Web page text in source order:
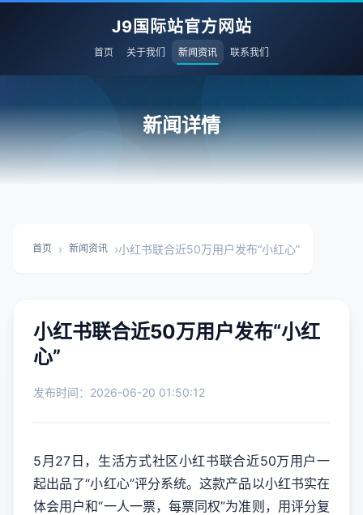
J9国际站官方网站
首页 关于我们 新闻资讯 联系我们
新闻详情
首页 › 新闻资讯 ›小红书联合近50万用户发布“小红心”
小红书联合近50万用户发布“小红
心”
发布时间：2026-06-20 01:50:12
5月27日，生活方式社区小红书联合近50万用户一
起出品了“小红心”评分系统。这款产品以小红书实在
体会用户和“一人一票，每票同权”为准则，用评分复